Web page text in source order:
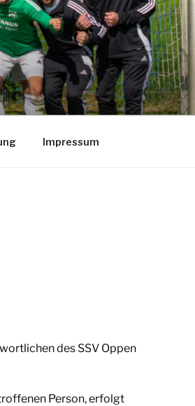
Impressum
des SSV Oppen
Person, erfolgt